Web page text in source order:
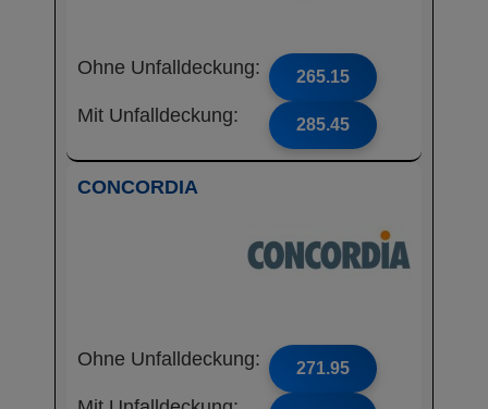
Ohne Unfalldeckung: 265.15
Mit Unfalldeckung: 285.45
CONCORDIA
Ohne Unfalldeckung: 271.95